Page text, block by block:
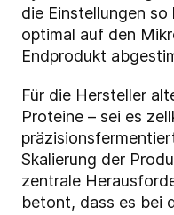
die Einstellungen
optimal auf den
Endprodukt
Für die Hersteller
Proteine – sei es
Skalierung der
zentrale
betont, dass es bei